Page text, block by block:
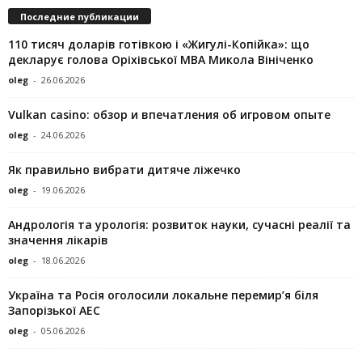
Последние публикации
110 тисяч доларів готівкою і «Жигулі-Копійка»: що
декларує голова Оріхівської МВА Микола Вініченко
oleg - 26.06.2026
Vulkan casino: обзор и впечатления об игровом опыте
oleg - 24.06.2026
Як правильно вибрати дитяче ліжечко
oleg - 19.06.2026
Андрологія та урологія: розвиток науки, сучасні реалії та
значення лікарів
oleg - 18.06.2026
Україна та Росія оголосили локальне перемир’я біля
Запорізької АЕС
oleg - 05.06.2026